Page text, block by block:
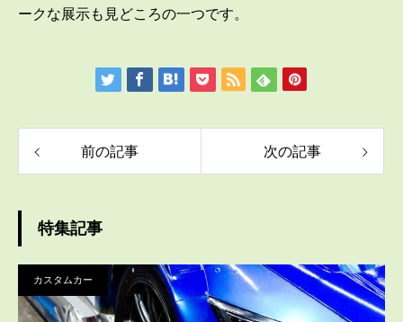
ークな展示も見どころの一つです。
前の記事 次の記事
特集記事
カスタムカー